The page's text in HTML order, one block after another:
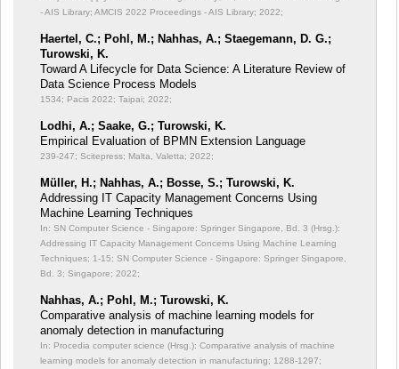
- AIS Library; AMCIS 2022 Proceedings - AIS Library; 2022;
Haertel, C.; Pohl, M.; Nahhas, A.; Staegemann, D. G.;
Turowski, K.
Toward A Lifecycle for Data Science: A Literature Review of
Data Science Process Models
1534; Pacis 2022; Taipai; 2022;
Lodhi, A.; Saake, G.; Turowski, K.
Empirical Evaluation of BPMN Extension Language
239-247; Scitepress; Malta, Valetta; 2022;
Müller, H.; Nahhas, A.; Bosse, S.; Turowski, K.
Addressing IT Capacity Management Concerns Using
Machine Learning Techniques
In: SN Computer Science - Singapore: Springer Singapore, Bd. 3 (Hrsg.):
Addressing IT Capacity Management Concerns Using Machine Learning
Techniques; 1-15; SN Computer Science - Singapore: Springer Singapore,
Bd. 3; Singapore; 2022;
Nahhas, A.; Pohl, M.; Turowski, K.
Comparative analysis of machine learning models for
anomaly detection in manufacturing
In: Procedia computer science (Hrsg.): Comparative analysis of machine
learning models for anomaly detection in manufacturing; 1288-1297;